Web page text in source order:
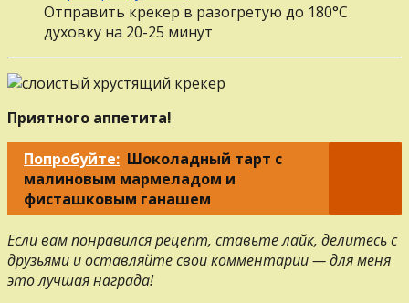
Отправить крекер в разогретую до 180°С
духовку на 20-25 минут
Приятного аппетита!
Попробуйте: Шоколадный тарт с
малиновым мармеладом и
фисташковым ганашем
Если вам понравился рецепт, ставьте лайк, делитесь с
друзьями и оставляйте свои комментарии — для меня
это лучшая награда!